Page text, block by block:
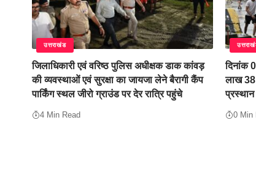
उत्तराखंड
जिलाधिकारी एवं वरिष्ठ पुलिस अधीक्षक डाक कांवड़
की व्यवस्थाओं एवं सुरक्षा का जायजा लेने बैरागी कैंप
पार्किंग स्थल जीरो ग्राउंड पर देर रात्रि पहुंचे
4 Min Read
दिनांक
लाख
0 Min